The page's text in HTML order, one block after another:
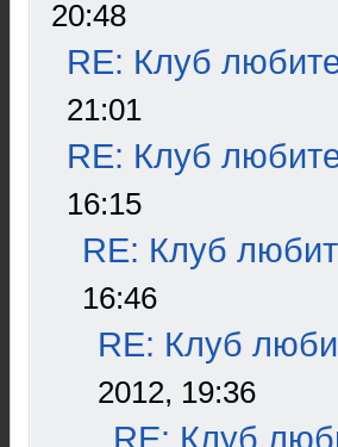
20:48
RE: Клуб
21:01
RE: Клуб
16:15
RE: Клуб
16:46
RE: Клуб
2012, 19:36
RE: Клуб